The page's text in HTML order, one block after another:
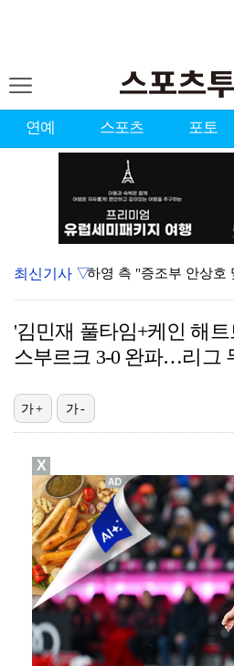
연예 스포츠 포토
최신기사 ▽
'김민재 풀타임+케인 해
스부르크 3-0 완파…리그
가+ 가-
X